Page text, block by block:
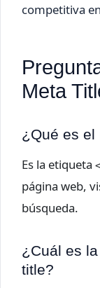
competitiva
Meta
¿Qué es el
Es la etiqueta
página web,
búsqueda.
¿Cuál es
title?